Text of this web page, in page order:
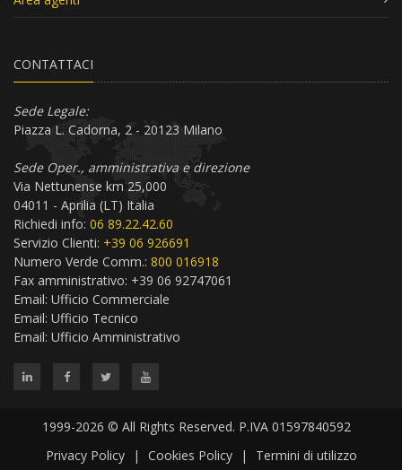
CONTATTACI
Sede Legale:
Piazza L. Cadorna, 2 - 20123 Milano
Sede Oper., amministrativa e direzione
Via Nettunense km 25,000
04011 - Aprilia (LT) Italia
Richiedi info: 06 89.22.42.60
Servizio Clienti: +39 06 926691
Numero Verde Comm.: 800 016918
Fax amministrativo: +39 06 92747061
Email: Ufficio Commerciale
Email: Ufficio Tecnico
Email: Ufficio Amministrativo
1999-2026 © All Rights Reserved. P.IVA 01597840592
Privacy Policy
| Cookies Policy | Termini di utilizzo